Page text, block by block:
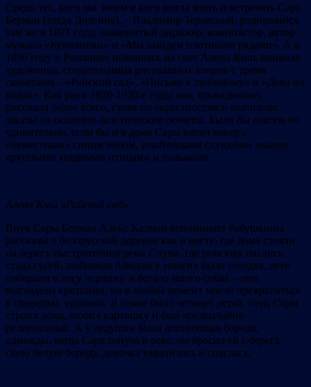
Среди тех, кого мы знаем и кого могла знать и встречать Сара
Берман (тогда Долгина), – Владимир Теравский, родившийся
там же в 1871 году, знаменитый дирижер, композитор, автор
музыки «Купалинки» и «Мы выйдем плотными рядами». А в
1896 году в Романово появилась на свет Алена Киш, наивная
художница, создательница рисованных ковров с тремя
сюжетами – «Райский сад», «Письмо к любимому» и «Дева на
водах». Как раз в 1920-1930-е годы она, по-видимому,
рисовала более всего, гуляя по окрестностям и выполняя
заказы на сказочно-экзотические сюжеты. Было бы совсем не
удивительно, если бы и в доме Сары висел ковер с
«неместным» синим небом, улыбчивыми слуцкими львами,
крупными хищными птицами и пальмами.
Алена Киш «Райский сад»
Внук Сары Берман Алекс Калман вспоминает бабушкины
рассказы о белорусской деревне как о месте, где дома стояли
на берегу быстротечной реки Случи, где повсюду паслись
стада гусей, любимым блюдом у многих была селедка, дети
собирали в лесу чернику, и бегало много собак – они
выглядели кроткими, но в любой момент могли превратиться
в свирепых чудовищ. В семье было четверо детей, отец Сары
строил дома, любил картошку и был чрезвычайно
религиозный. А у дедушки была длиннющая борода;
однажды, когда Сара тонула в реке, он бросил ей с берега
свою белую бороду, девочка ухватилась и спаслась.